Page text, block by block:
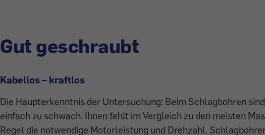
Gut geschraubt
Kabellos – kraftlos
Die Haupterkenntnis der Untersuchung: Beim Schlagbohren
einfach zu schwach. Ihnen fehlt im Vergleich zu den meisten
Regel die notwendige Motorleistung und Drehzahl.